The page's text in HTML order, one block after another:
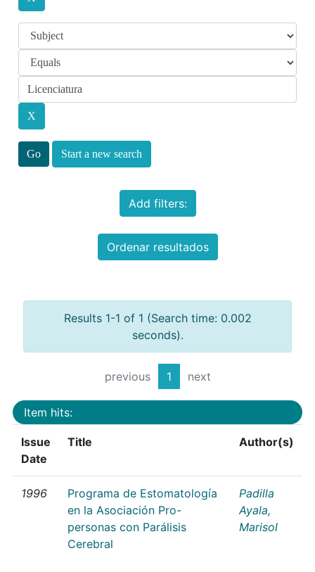
Start a new search
Add filters:
Ordenar resultados
Results 1-1 of 1 (Search time: 0.002
seconds).
previous 1 next
Item hits:
Issue
Date
Title Author(s)
1996
Programa de Estomatología
en la Asociación Pro-
personas con Parálisis
Cerebral
Padilla
Ayala,
Marisol